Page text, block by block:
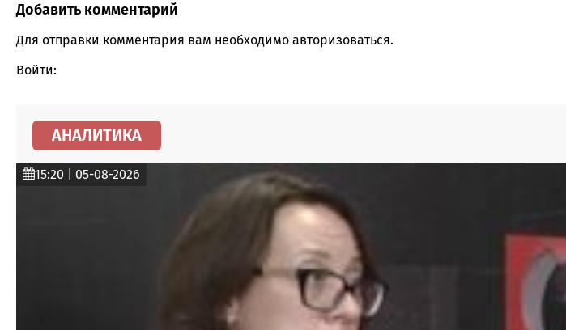
Comment section
Добавить комментарий
Для отправки комментария вам необходимо авторизоваться.
Войти:
АНАЛИТИКА
15:20 | 05-08-2026